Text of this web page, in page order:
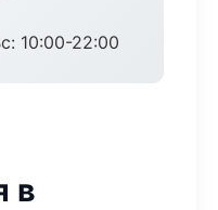
10:00-22:00
в